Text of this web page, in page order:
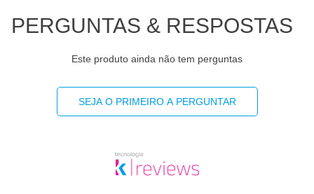
PERGUNTAS & RESPOSTAS
Este produto ainda não tem perguntas
SEJA O PRIMEIRO A PERGUNTAR